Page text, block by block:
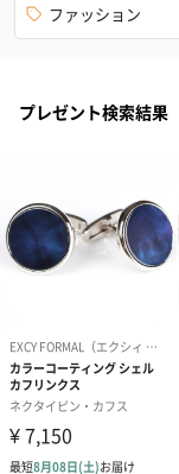
ファッション
プレゼント検索結果